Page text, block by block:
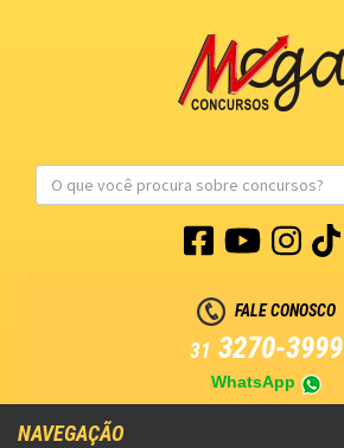
FALE CONOSCO
31 3270-3999
WhatsApp
NAVEGAÇÃO